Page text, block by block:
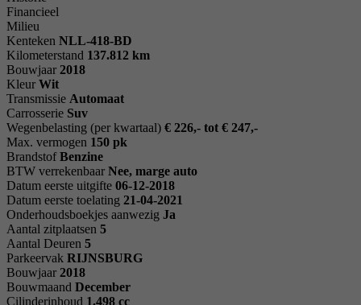
Financieel
Milieu
Kenteken NLL-418-BD
Kilometerstand 137.812 km
Bouwjaar 2018
Kleur Wit
Transmissie Automaat
Carrosserie Suv
Wegenbelasting (per kwartaal) € 226,- tot € 247,-
Max. vermogen 150 pk
Brandstof Benzine
BTW verrekenbaar Nee, marge auto
Datum eerste uitgifte 06-12-2018
Datum eerste toelating 21-04-2021
Onderhoudsboekjes aanwezig Ja
Aantal zitplaatsen 5
Aantal Deuren 5
Parkeervak RIJNSBURG
Bouwjaar 2018
Bouwmaand December
Cilinderinhoud 1.498 cc